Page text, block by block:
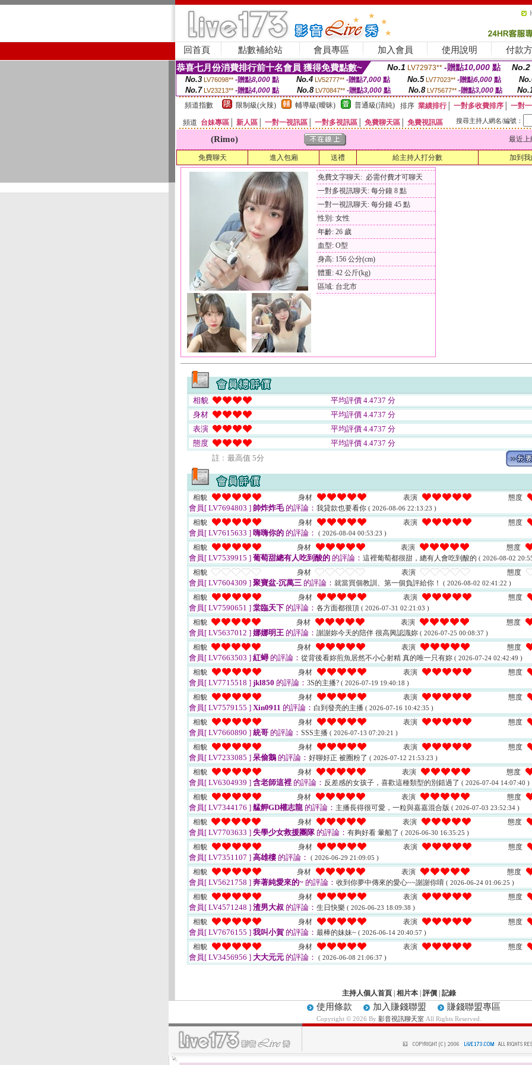
回首頁 點數補給站 會員專區 加入會員 使用說明 付款
恭喜七月份消費排行前十名會員 獲得免費點數~ No.1 LV72973** -贈點10,000 點 No.2
No.3 LV76098** -贈點8,000點 No.4 LV52777** -贈點7,000點 No.5 LV77023** -贈點6,000點
No.7 LV23213** -贈點4,000 點 No.8 LV70847** -贈點3,000 點 No.8 LV75677** -贈點3,000點
頻道指數
限制級(火辣) 輔導級(曖昧) 普通級(清純) 排序 業績排行│ 一對多收費排序
一對
頻道 台妹專區 新人區 一對一視訊區 一對多視訊區 免費聊天區 免費視訊區 搜尋主持人網名/編號：
(Rimo) 最近上
免費聊天 進入包廂 送禮 給主持人打分數 加到
免費文字聊天: 必需付費才可聊天
一對多視訊聊天: 每分鐘 8 點
一對一視訊聊天: 每分鐘 45 點
性別: 女性
年齡: 26 歲
血型: O型
身高: 156 公分(cm)
體重: 42 公斤(kg)
區域: 台北市
相貌
平均評價 4.4737 分
身材
平均評價 4.4737 分
表演
平均評價 4.4737 分
態度
平均評價 4.4737 分
註﹕最高值 5分
相貌 身材 表演 態度
會員[ LV7694803 ] 帥炸炸毛的評論： 我貸款也要看你 ( 2026-08-06 22:13:23 )
相貌 身材 表演 態度
會員[ LV7615633 ] 嗨嗨你的 的評論： ( 2026-08-04 00:53:23 )
相貌 身材 表演 態度
會員[ LV7539915 ] 葡萄甜總有人吃到酸的 的評論： 這裡葡萄都很甜，總有人會吃到酸的 ( 2026-08-02
相貌 身材 表演 態度
會員[ LV7604309 ] 聚寶盆-沉萬三 的評論： 就當買個教訓、第一個負評給你！ ( 2026-08-02 02:41:22 )
相貌 身材 表演 態度
會員[ LV7590651 ] 棠臨天下 的評論： 各方面都很頂 ( 2026-07-31 02:21:03 )
相貌 身材 表演 態度
會員[ LV5637012 ] 娜娜明王 的評論： 謝謝妳今天的陪伴 很高興認識妳 ( 2026-07-25 00:08:37 )
相貌 身材 表演 態度
會員[ LV7663503 ] 紅蟳 的評論： 從背後看妳煎魚居然不小心射精 真的唯一只有妳 ( 2026-07-24 02:42:49 )
相貌 身材 表演 態度
會員[ LV7715518 ] jkl850 的評論： 3S的主播? ( 2026-07-19 19:40:18 )
相貌 身材 表演 態度
會員[ LV7579155 ] Xin0911 的評論： 白到發亮的主播 ( 2026-07-16 10:42:35 )
相貌 身材 表演 態度
會員[ LV7660890 ] 統哥 的評論： SSS主播 ( 2026-07-13 07:20:21 )
相貌 身材 表演 態度
會員[ LV7233085 ] 呆偷鵝 的評論： 好聊好正 被圈粉了 ( 2026-07-12 21:53:23 )
相貌 身材 表演 態度
會員[ LV6304939 ] 含老師這裡 的評論： 反差感的女孩子，喜歡這種類型的別錯過了 ( 2026-07-04 14:07:40 )
相貌 身材 表演 態度
會員[ LV7344176 ] 艋舺GD權志龍 的評論： 主播長得很可愛，一粒與嘉嘉混合版 ( 2026-07-03 23:52:34 )
相貌 身材 表演 態度
會員[ LV7703633 ] 失學少女救援團隊的評論： 有夠好看 暈船了 ( 2026-06-30 16:35:25 )
相貌 身材 表演 態度
會員[ LV7351107 ] 高雄樓的評論： ( 2026-06-29 21:09:05 )
相貌 身材 表演 態度
會員[ LV5621758 ] 奔著純愛來的~ 的評論： 收到你夢中傳來的愛心~~謝謝你唷 ( 2026-06-24 01:06:25 )
相貌 身材 表演 態度
會員[ LV4571248 ] 渣男大叔 的評論： 生日快樂 ( 2026-06-23 18:09:38 )
相貌 身材 表演 態度
會員[ LV7676155 ] 我叫小賀 的評論： 最棒的妹妹~ ( 2026-06-14 20:40:57 )
相貌 身材 表演 態度
會員[ LV3456956 ] 大大元元 的評論： ( 2026-06-08 21:06:37 )
主持人個人首頁 相片本 評價 記錄
使用條款 加入賺錢聯盟 賺錢聯盟專區
Copyright © 2026 By 影音視訊聊天室 All Rights Reserved.